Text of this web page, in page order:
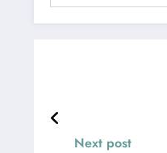
Next post